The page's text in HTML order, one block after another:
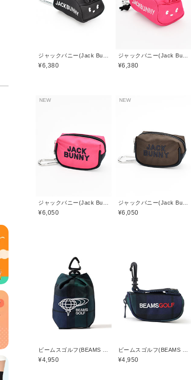
¥6,380 ¥6,380
NEW
¥6,050
NEW
¥6,050
¥4,950 ¥4,950